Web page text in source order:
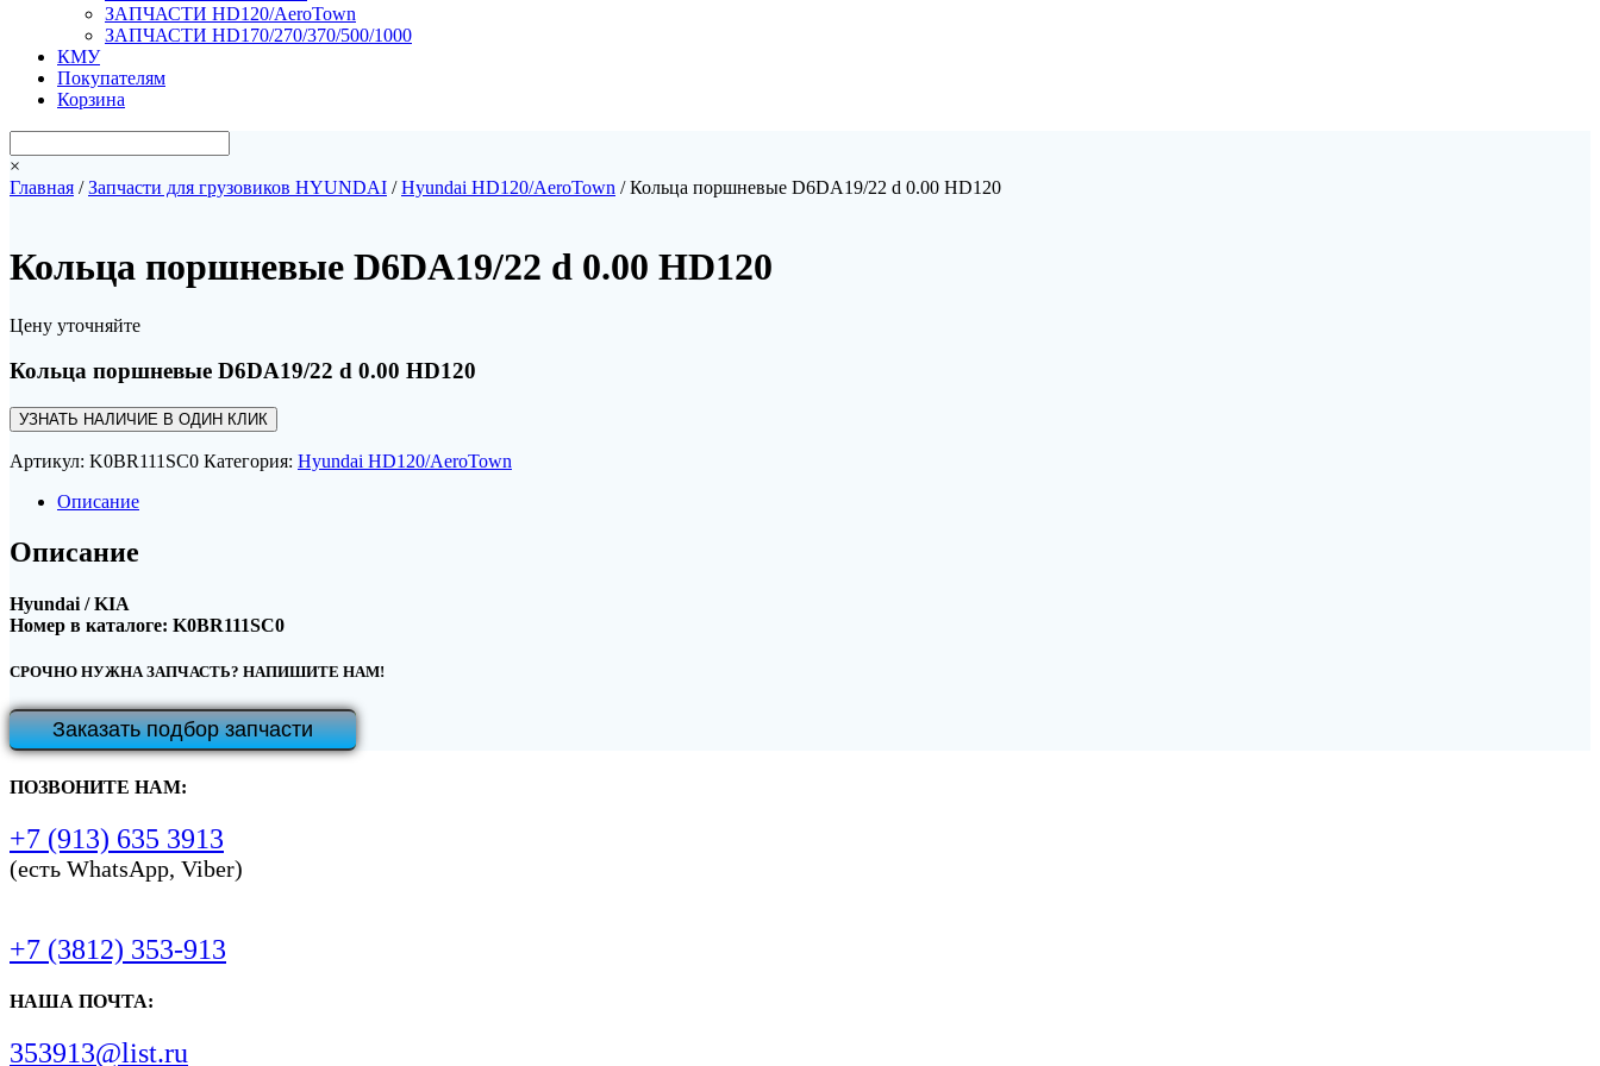
ЗАПЧАСТИ HD120/AeroTown
ЗАПЧАСТИ HD170/270/370/500/1000
КМУ
Покупателям
Корзина
×
Главная /Запчасти для грузовиков HYUNDAI /Hyundai HD120/AeroTown / Кольца поршневые D6DA19/22 d 0.00 HD120
Кольца поршневые D6DA19/22 d 0.00 HD120
Цену уточняйте
Кольца поршневые D6DA19/22 d 0.00 HD120
УЗНАТЬ НАЛИЧИЕ В ОДИН КЛИК
Артикул: K0BR111SC0 Категория: Hyundai HD120/AeroTown
Описание
Описание
Hyundai / KIA
Номер в каталоге: K0BR111SC0
СРОЧНО НУЖНА ЗАПЧАСТЬ? НАПИШИТЕ НАМ!
Заказать подбор запчасти
ПОЗВОНИТЕ НАМ:
+7 (913) 635 3913
(есть WhatsApp, Viber)
+7 (3812) 353-913
НАША ПОЧТА:
353913@list.ru